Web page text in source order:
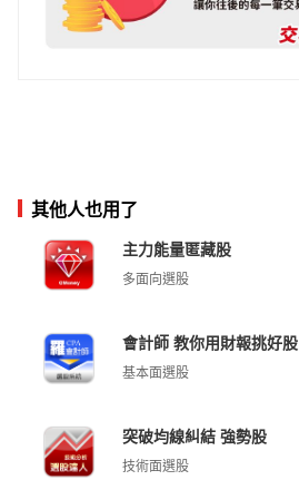
其他人也用了
主力能量匿藏股
多面向選股
會計師 教你用財報挑好股
基本面選股
突破均線糾結 強勢股
技術面選股